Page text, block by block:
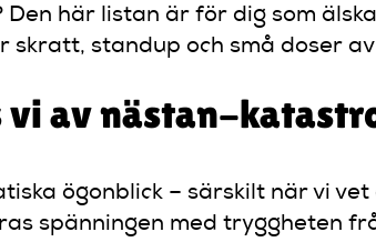
här listan är för dig som
skratt, standup och små doser
vi av nästan-
ögonblick – särskilt när vi
spänningen med tryggheten